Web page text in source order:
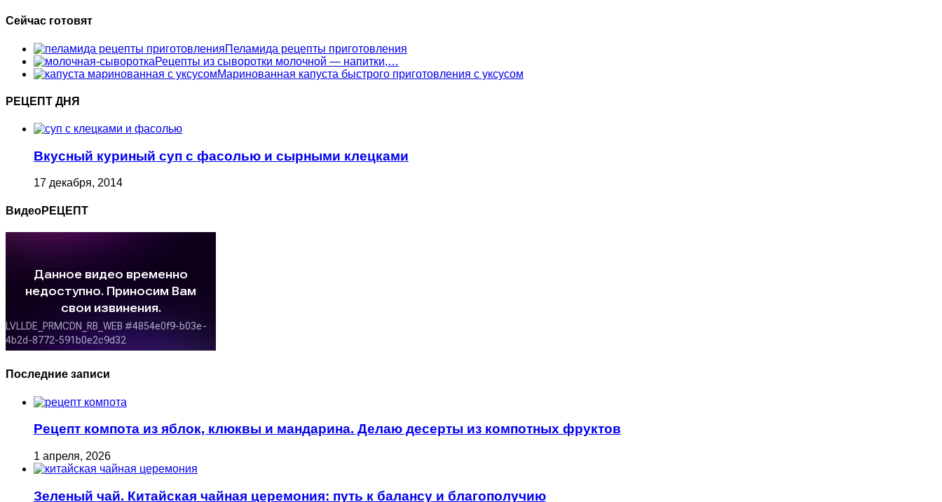
Сейчас готовят
Пеламида рецепты приготовления
Рецепты из сыворотки молочной — напитки,…
Маринованная капуста быстрого приготовления с уксусом
РЕЦЕПТ ДНЯ
Вкусный куриный суп с фасолью и сырными клецками
17 декабря, 2014
ВидеоРЕЦЕПТ
Последние записи
Рецепт компота из яблок, клюквы и мандарина. Делаю десерты из компотных фруктов
1 апреля, 2026
Зеленый чай. Китайская чайная церемония: путь к балансу и благополучию